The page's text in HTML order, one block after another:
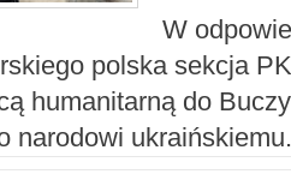
W
polska sekcja
humanitarną do
narodowi